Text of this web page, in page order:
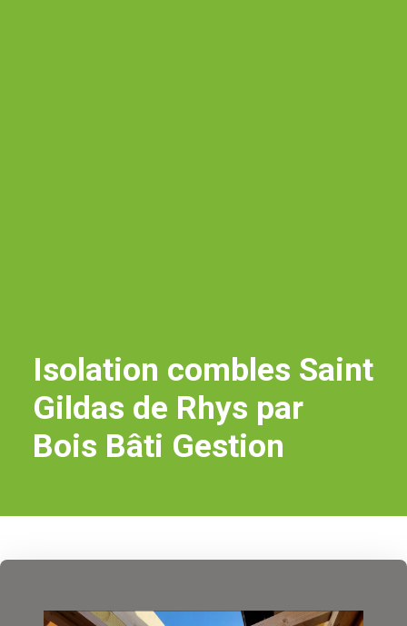
Isolation combles Saint
Gildas de Rhys par
Bois Bâti Gestion